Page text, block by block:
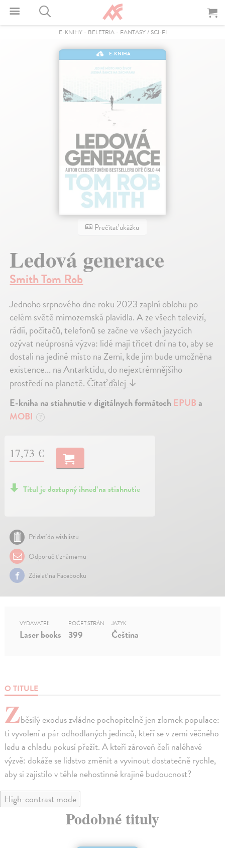
E-KNIHY- BELETRIA- FANTASY / SCI-FI
E-KNIHA
Prečítať ukážku
Ledová generace
Smith Tom Rob
Jednoho srpnového dne roku 2023 zaplní oblohu po
celém světě mimozemská plavidla. A ze všech televizí,
rádií, počítačů, telefonů se začne ve všech jazycích
ozývat neúprosná výzva: lidé mají třicet dní na to, aby se
dostali na jediné místo na Zemi, kde jim bude umožněna
existence... na Antarktidu, do nejextrémnějšího
prostředí na planetě.Čítať ďalej↓
E-kniha na stiahnutie v digitálnych formátoch EPUBa
MOBI
?
17,73 €
Titul je dostupný ihneď na stiahnutie
Pridať do wishlistu
Odporučiť známemu
Zdielať na Facebooku
O TITULE
Zběsilý exodus zvládne pochopitelně jen zlomek populace:
ti vyvolení a pár odhodlaných jedinců, kteří se v zemi věčného
ledu a chladu pokusí přežít. A kteří zároveň čelí naléhavé
výzvě: dokáže se lidstvo změnit a vyvinout dostatečně rychle,
aby si zajistilo v téhle nehostinné krajině budoucnost?
VYDAVATEĽ
Laser books
POČET STRÁN
399
JAZYK
Čeština
High-contrast mode
Podobné tituly